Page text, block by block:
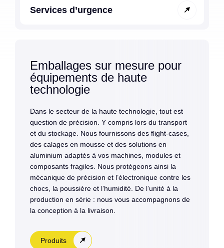
Services d’urgence
Emballages sur mesure pour
équipements de haute
technologie
Dans le secteur de la haute technologie, tout est
question de précision. Y compris lors du transport
et du stockage. Nous fournissons des flight-cases,
des calages en mousse et des solutions en
aluminium adaptés à vos machines, modules et
composants fragiles. Nous protégeons ainsi la
mécanique de précision et l’électronique contre les
chocs, la poussière et l’humidité. De l’unité à la
production en série : nous vous accompagnons de
la conception à la livraison.
Produits